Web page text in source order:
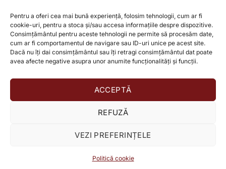
Pentru a oferi cea mai bună experiență, folosim tehnologii, cum ar fi
cookie-uri, pentru a stoca și/sau accesa informațiile despre dispozitive.
Consimțământul pentru aceste tehnologii ne permite să procesăm date,
cum ar fi comportamentul de navigare sau ID-uri unice pe acest site.
Dacă nu îți dai consimțământul sau îți retragi consimțământul dat poate
avea afecte negative asupra unor anumite funcționalități și funcții.
ACCEPTĂ
REFUZĂ
VEZI PREFERINȚELE
Politică cookie
AJUTĂ ȘI TU LA SCHIMBAREA UNEI VIEȚI!
© TEO HEALTH S.A. 2026
Politica de confidențialitate